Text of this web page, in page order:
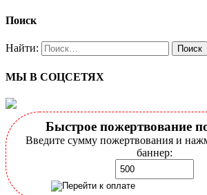
Поиск
Найти:
МЫ В СОЦСЕТЯХ
Быстрое пожертвование
Введите сумму пожертвования и
баннер: